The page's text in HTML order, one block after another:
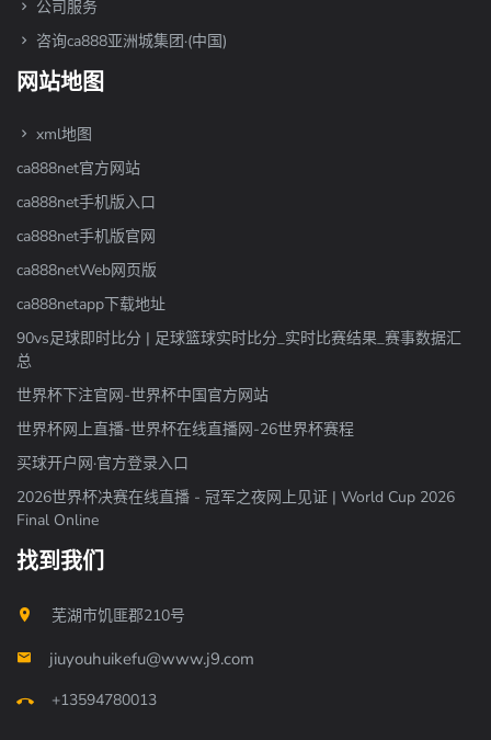
公司服务
咨询ca888亚洲城集团·(中国)
网站地图
xml地图
ca888net官方网站
ca888net手机版入口
ca888net手机版官网
ca888netWeb网页版
ca888netapp下载地址
90vs足球即时比分 | 足球篮球实时比分_实时比赛结果_赛事数据汇
总
世界杯下注官网-世界杯中国官方网站
世界杯网上直播-世界杯在线直播网-26世界杯赛程
买球开户网·官方登录入口
2026世界杯决赛在线直播 - 冠军之夜网上见证 | World Cup 2026
Final Online
找到我们
芜湖市饥匪郡210号
jiuyouhuikefu@www.j9.com
+13594780013